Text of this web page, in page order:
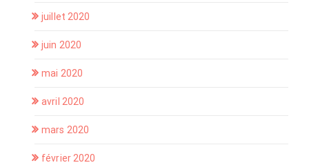
juillet 2020
juin 2020
mai 2020
avril 2020
mars 2020
février 2020